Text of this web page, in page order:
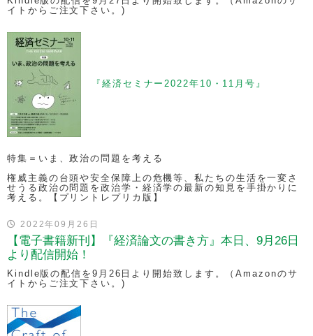
イトからご注文下さい。)
『経済セミナー2022年10・11月号』
特集＝いま、政治の問題を考える
権威主義の台頭や安全保障上の危機等、私たちの生活を一変さ
せうる政治の問題を政治学・経済学の最新の知見を手掛かりに
考える。【プリントレプリカ版】
2022年09月26日
【電子書籍新刊】『経済論文の書き方』本日、9月26日
より配信開始！
Kindle版の配信を9月26日より開始致します。（Amazonのサ
イトからご注文下さい。)